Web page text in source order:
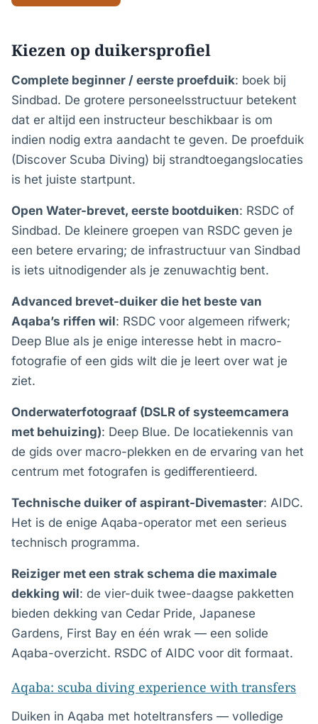
Kiezen op duikersprofiel
Complete beginner / eerste proefduik: boek bij
Sindbad. De grotere personeelsstructuur betekent
dat er altijd een instructeur beschikbaar is om
indien nodig extra aandacht te geven. De proefduik
(Discover Scuba Diving) bij strandtoegangslocaties
is het juiste startpunt.
Open Water-brevet, eerste bootduiken: RSDC of
Sindbad. De kleinere groepen van RSDC geven je
een betere ervaring; de infrastructuur van Sindbad
is iets uitnodigender als je zenuwachtig bent.
Advanced brevet-duiker die het beste van
Aqaba’s riffen wil: RSDC voor algemeen rifwerk;
Deep Blue als je enige interesse hebt in macro-
fotografie of een gids wilt die je leert over wat je
ziet.
Onderwaterfotograaf (DSLR of systeemcamera
met behuizing): Deep Blue. De locatiekennis van
de gids over macro-plekken en de ervaring van het
centrum met fotografen is gedifferentieerd.
Technische duiker of aspirant-Divemaster: AIDC.
Het is de enige Aqaba-operator met een serieus
technisch programma.
Reiziger met een strak schema die maximale
dekking wil: de vier-duik twee-daagse pakketten
bieden dekking van Cedar Pride, Japanese
Gardens, First Bay en één wrak — een solide
Aqaba-overzicht. RSDC of AIDC voor dit formaat.
Aqaba: scuba diving experience with transfers
Duiken in Aqaba met hoteltransfers — volledige